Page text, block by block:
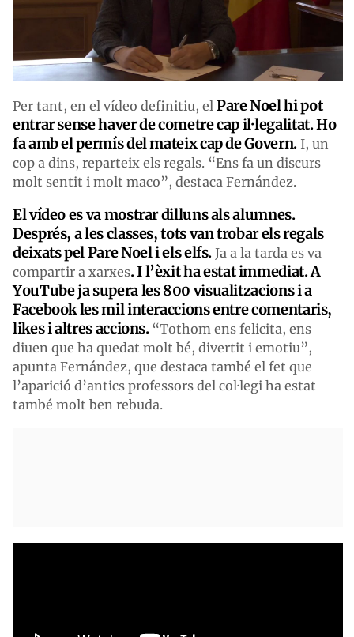
Per tant, en el vídeo definitiu, el Pare Noel hi pot
entrar sense haver de cometre cap il·legalitat. Ho
fa amb el permís del mateix cap de Govern.I, un
cop a dins, reparteix els regals. “Ens fa un discurs
molt sentit i molt maco”, destaca Fernández.
El vídeo es va mostrar dilluns als alumnes.
Després, a les classes, tots van trobar els regals
deixats pel Pare Noel i els elfs. Ja a la tarda es va
compartir a xarxes. I l’èxit ha estat immediat. A
YouTube ja supera les 800 visualitzacions i a
Facebook les mil interaccions entre comentaris,
likesi altres accions. “Tothom ens felicita, ens
diuen que ha quedat molt bé, divertit i emotiu”,
apunta Fernández, que destaca també el fet que
l’aparició d’antics professors del col·legi ha estat
també molt ben rebuda.